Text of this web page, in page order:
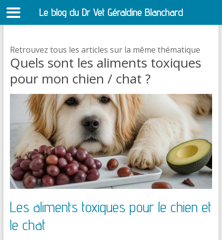
Retrouvez tous les articles sur la même thématique
Quels sont les aliments toxiques
pour mon chien / chat ?
Les aliments toxiques pour le chien et
le chat
Le blog du Dr Vet Géraldine Blanchard